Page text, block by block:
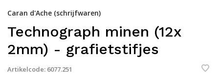
Caran d'Ache (schrijfwaren)
Technograph minen (12x
2mm) - grafietstifjes
Artikelcode: 6077.251